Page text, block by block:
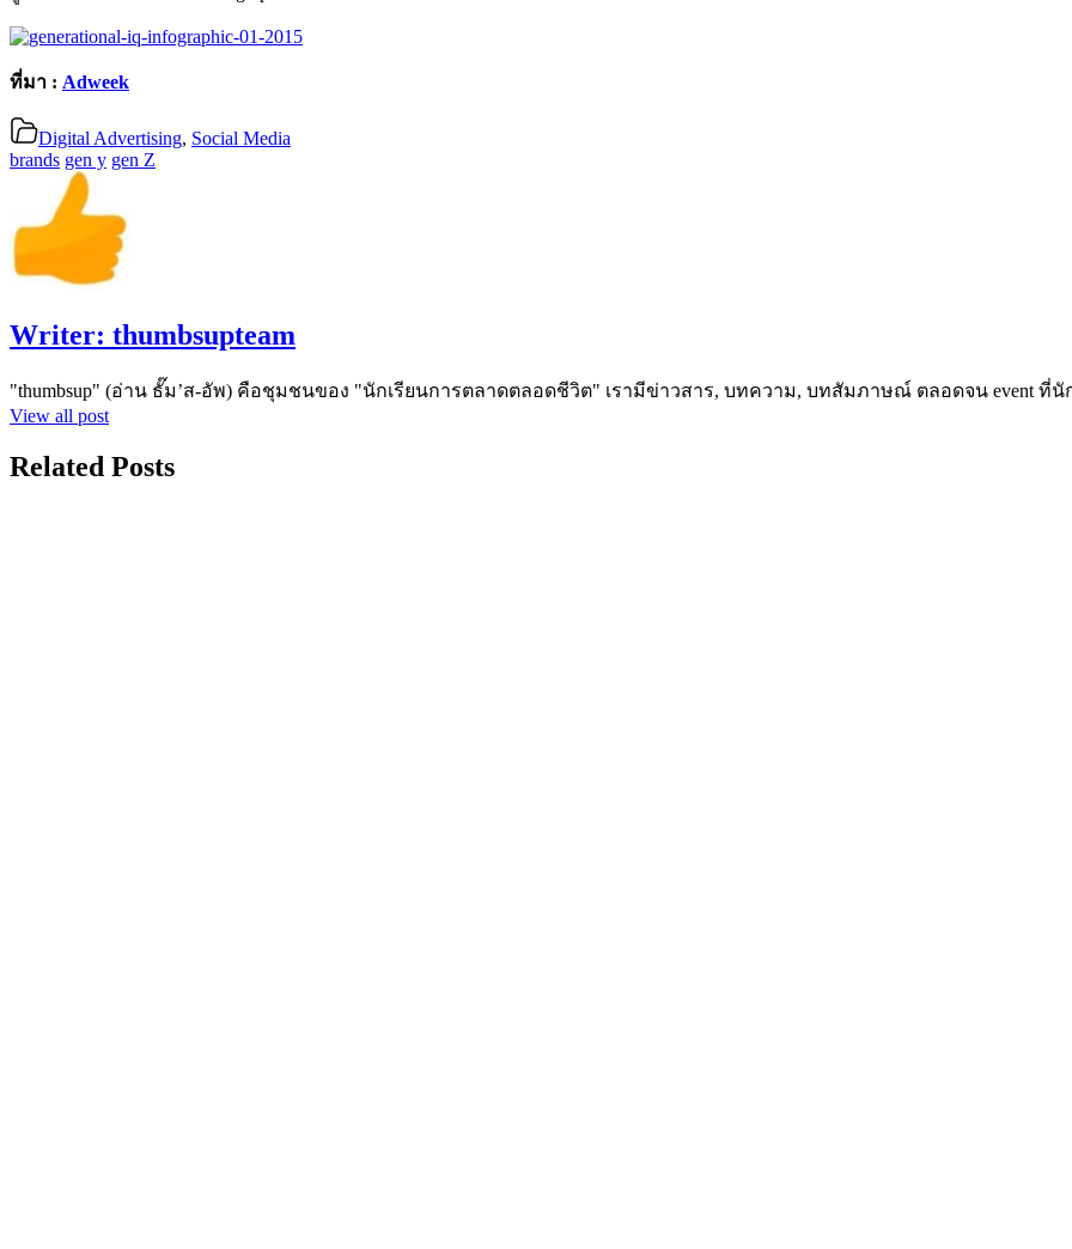
ที่มา : Adweek
Digital Advertising, Social Media
brands gen y gen Z
Writer: thumbsupteam
"thumbsup" (อ่าน ธั๊ม’ส-อัพ) คือชุมชนของ "นักเรียนการตลาดตลอดชีวิต" เรามีข่าวสาร, บทความ, บทสัมภาษณ์ ตลอดจน event ที่นัก
View all post
Related Posts